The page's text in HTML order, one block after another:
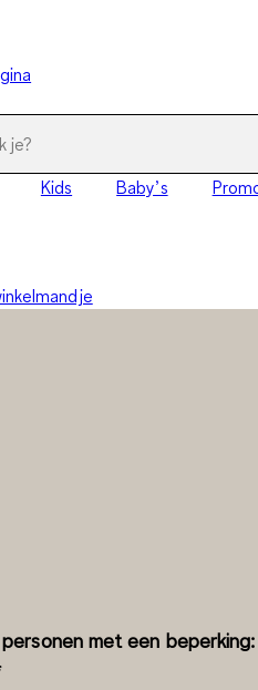
Kids Baby’s
met een